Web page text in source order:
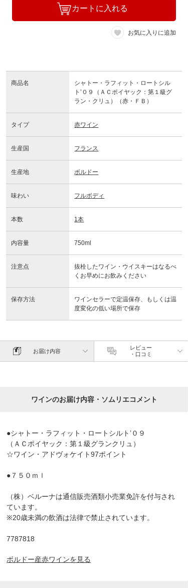
カートに入れる
お気に入りに追加
商品名
シャトー・ラフィット・ロートシル
ト’０９（ＡＣポイヤック：第１級グ
ラン・クリュ）（赤・ＦＢ）
タイプ 赤ワイン
生産国 フランス
生産地 ボルドー
味わい フルボディ
本数 1本
内容量 750ml
注意点
抜栓したワイン・ウイスキーはなるべ
くお早めにお飲みください
保存方法
ワインセラーで定温保存、もしくは温
度変化の低い場所で保存
お届け内容
レビュー
・口コミ
ワインのお届け内容・ソムリエコメント
●シャトー・ラフィット・ロートシルト’０９
（ＡＣポイヤック：第１級グランクリュ）
☆ワイン・アドヴォケイト97ポイント
●７５０ｍｌ
（株）ベルーナは通信販売酒類小売業免許を付与され
ています。
※20歳未満の飲酒は法律で禁止されています。
7787818
ボルドー産赤ワインを見る